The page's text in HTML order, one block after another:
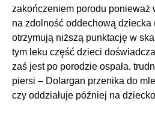
zakończeniem porodu ponieważ
na zdolność oddechową dziecka
otrzymują niższą punktację w
tym leku część dzieci
zaś jest po porodzie ospała,
piersi – Dolargan przenika do
czy oddziałuje później na